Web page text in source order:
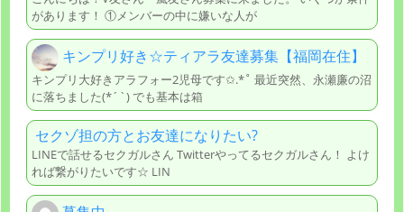
があります！ ①メンバーの中に嫌いな人が
キンプリ好き☆ティアラ友達募集【福岡在住】
キンプリ大好きアラフォー2児母です✩.*˚ 最近突然、永瀬廉の沼
に落ちました(*´`) でも基本は箱
セクゾ担の方とお友達になりたい?
LINEで話せるセクガルさん Twitterやってるセクガルさん！ よけ
れば繋がりたいです☆ LIN